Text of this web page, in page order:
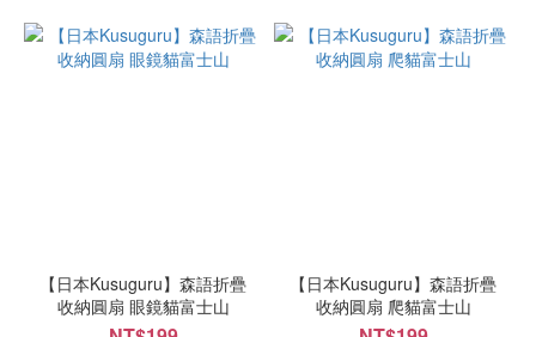
【日本Kusuguru】森語折疊
收納圓扇 眼鏡貓富士山
【日本Kusuguru】森語折疊
收納圓扇 爬貓富士山